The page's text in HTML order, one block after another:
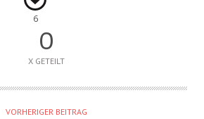
6
0
X GETEILT
VORHERIGER BEITRAG